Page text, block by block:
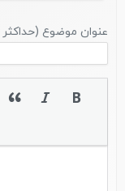
عنوان موضوع (حداکثر